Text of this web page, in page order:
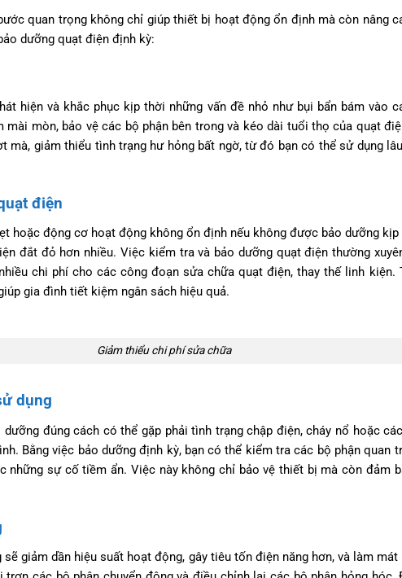
quan trọng không chỉ giúp thiết bị hoạt động ổn định mà còn nâng
dưỡng quạt điện định kỳ:
hiện và khắc phục kịp thời những vấn đề nhỏ như bụi bẩn bám vào
mài mòn, bảo vệ các bộ phận bên trong và kéo dài tuổi thọ của quạt
mà, giảm thiểu tình trạng hư hỏng bất ngờ, từ đó bạn có thể sử dụng
điện
hoặc động cơ hoạt động không ổn định nếu không được bảo dưỡng
đắt đỏ hơn nhiều. Việc kiểm tra và bảo dưỡng quạt điện thường
chi phí cho các công đoạn sửa chữa quạt điện, thay thế linh kiện.
gia đình tiết kiệm ngân sách hiệu quả.
Giảm thiểu chi phí sửa chữa
dụng
đúng cách có thể gặp phải tình trạng chập điện, cháy nổ hoặc
Bằng việc bảo dưỡng định kỳ, bạn có thể kiểm tra các bộ phận quan
những sự cố tiềm ẩn. Việc này không chỉ bảo vệ thiết bị mà còn đảm
giảm dần hiệu suất hoạt động, gây tiêu tốn điện năng hơn, và làm